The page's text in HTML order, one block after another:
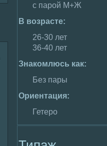
с паpoй М+Ж
В возрасте:
26-30 лет
36-40 лет
Знакомлюсь как:
Без пары
Ориентация:
Гетеpo